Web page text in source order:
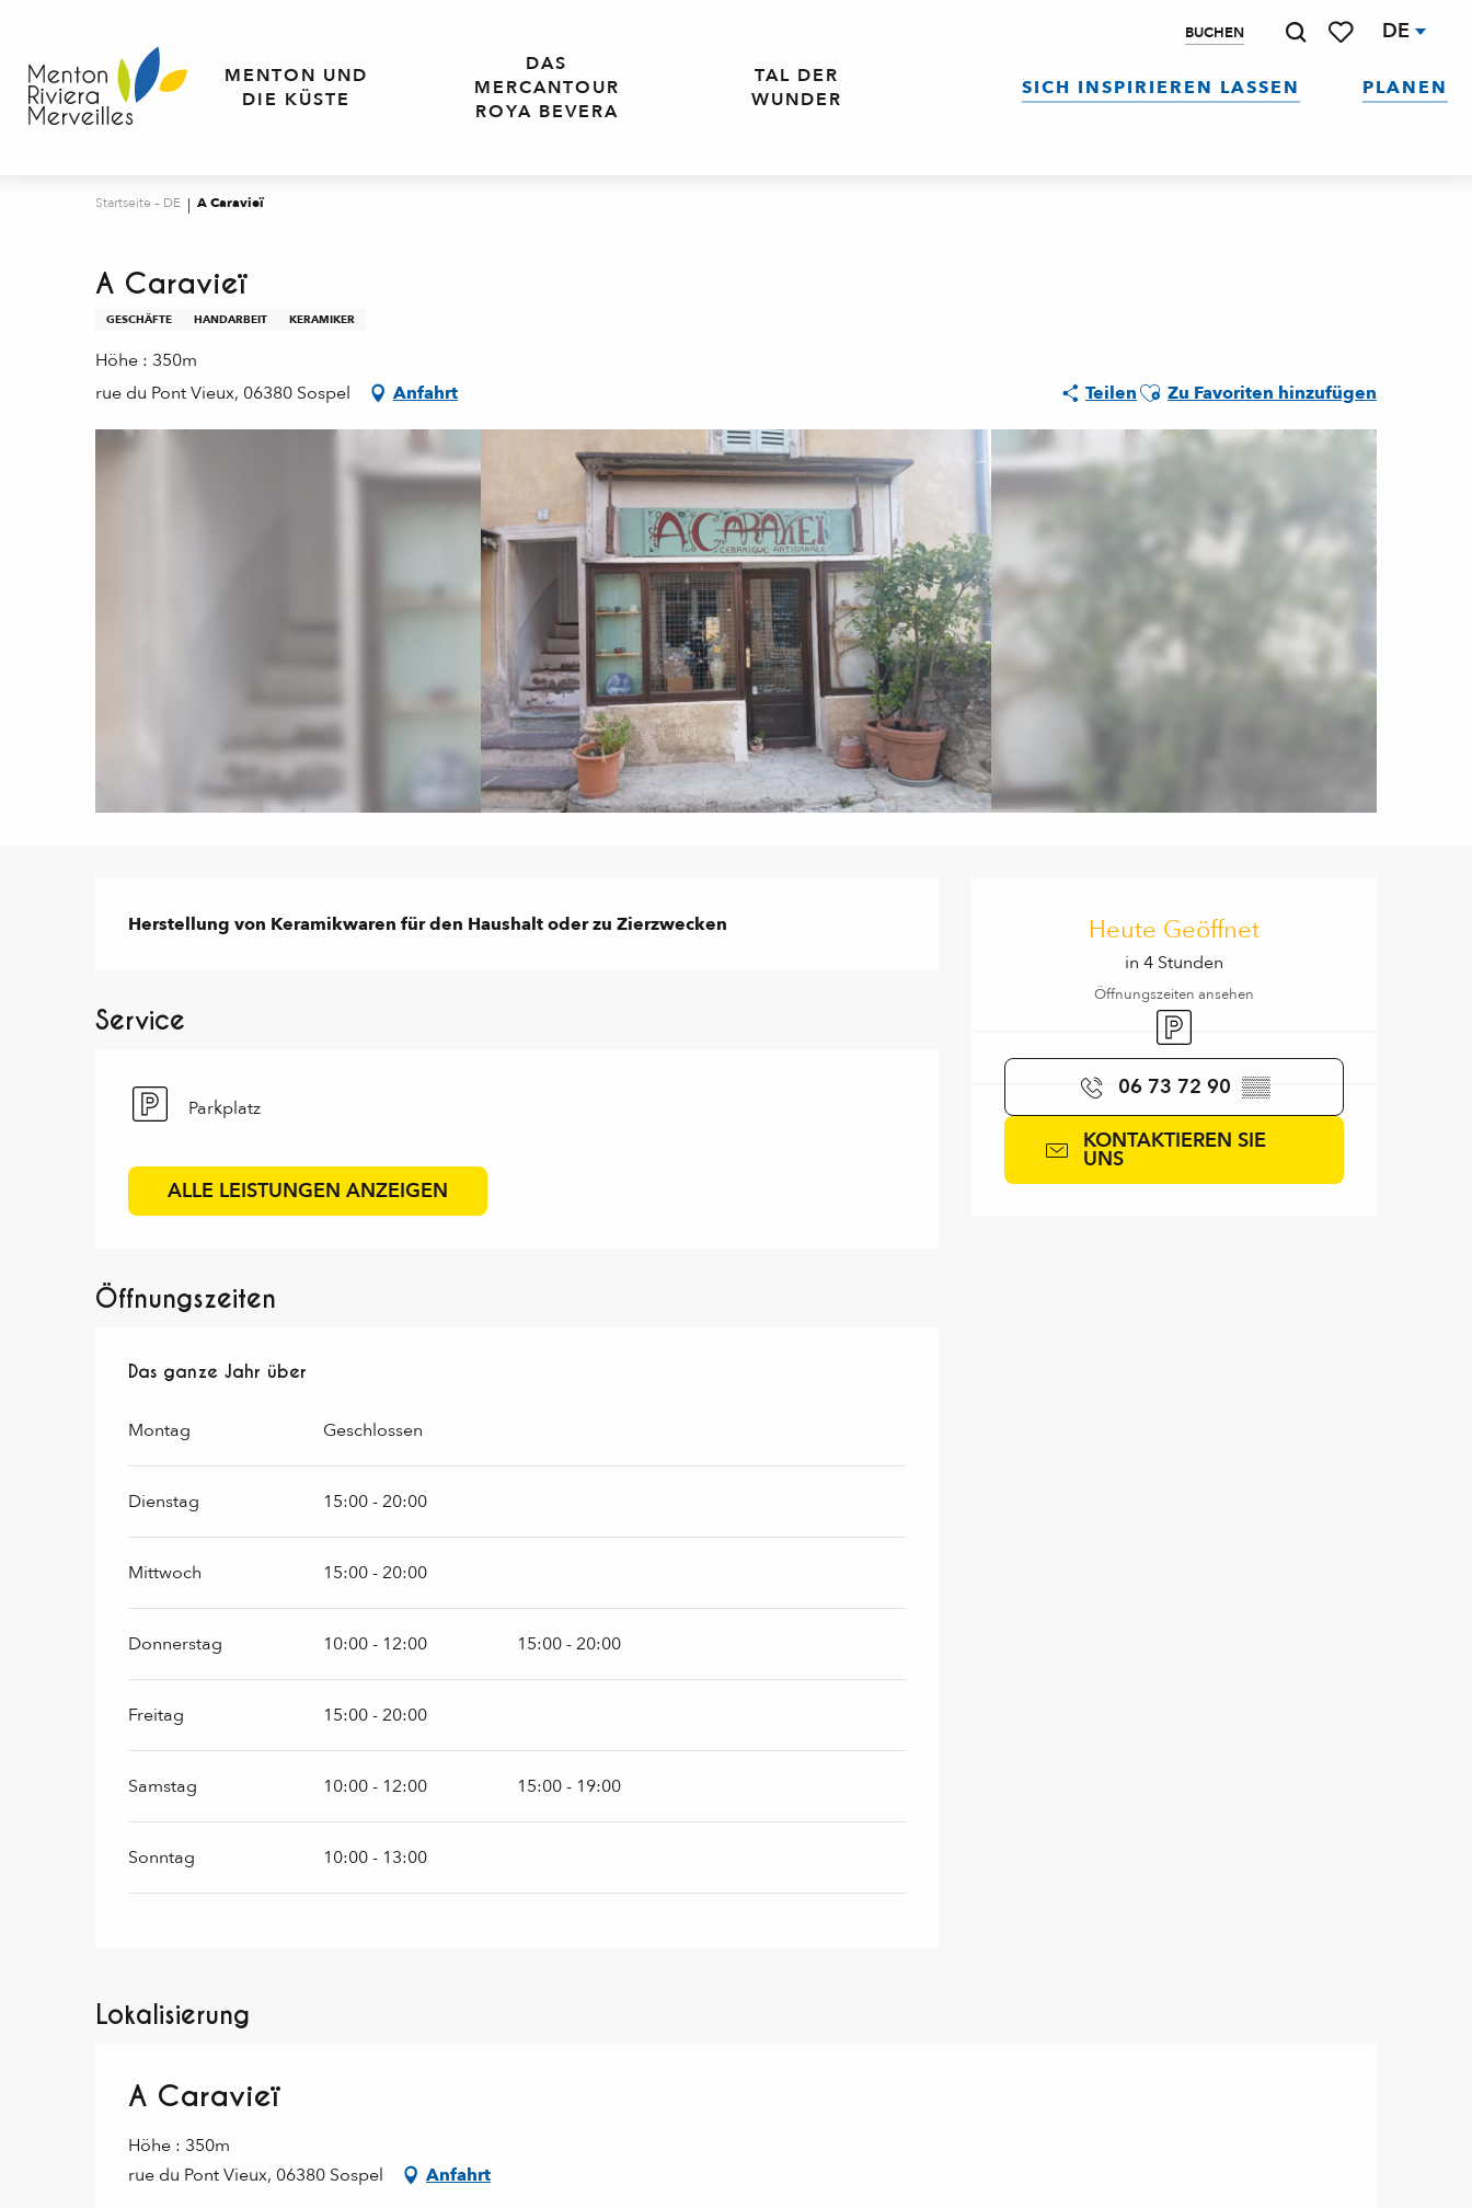
contenu
principal
BUCHEN DE
MENTON UND
DIE KÜSTE
DAS
MERCANTOUR
ROYA BEVERA
TAL DER
WUNDER
SICH INSPIRIEREN LASSEN PLANEN
Startseite – DE A Caravieï
A Caravieï
GESCHÄFTE HANDARBEIT KERAMIKER
Höhe : 350m
rue du Pont Vieux, 06380 Sospel
Anfahrt TeilenAjouter aux favoris
Zu Favoriten hinzufügen
Heute Geöffnet
in 4 Stunden
Öffnungszeiten ansehen
Parkplatz
06 73 72 90 ▒▒
KONTAKTIEREN SIE
UNS
Beschreibung
Herstellung von Keramikwaren für den Haushalt oder zu Zierzwecken
Service
Parkplatz
ALLE LEISTUNGEN ANZEIGEN
Öffnungszeiten
Das ganze Jahr über
Das ganze Jahr über
Montag Geschlossen
Dienstag 15:00 - 20:00
Mittwoch 15:00 - 20:00
Donnerstag 10:00 - 12:00 15:00 - 20:00
Freitag 15:00 - 20:00
Samstag 10:00 - 12:00 15:00 - 19:00
Sonntag 10:00 - 13:00
Lokalisierung
A Caravieï
Höhe : 350m
rue du Pont Vieux, 06380 Sospel
Anfahrt